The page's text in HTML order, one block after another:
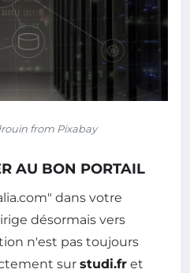
from Pixabay
AU BON PORTAIL
dans votre
désormais vers
n'est pas toujours
sur studi.fr et